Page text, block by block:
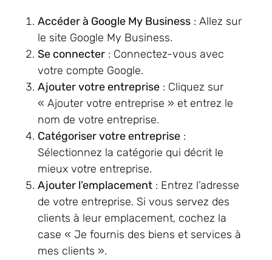
Accéder à Google My Business : Allez sur
le site Google My Business.
Se connecter : Connectez-vous avec
votre compte Google.
Ajouter votre entreprise : Cliquez sur
« Ajouter votre entreprise » et entrez le
nom de votre entreprise.
Catégoriser votre entreprise :
Sélectionnez la catégorie qui décrit le
mieux votre entreprise.
Ajouter l’emplacement : Entrez l’adresse
de votre entreprise. Si vous servez des
clients à leur emplacement, cochez la
case « Je fournis des biens et services à
mes clients ».